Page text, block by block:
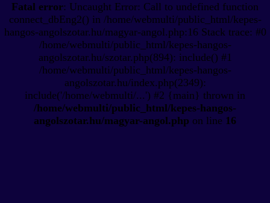
Fatal error: Uncaught Error: Call to undefined function
connect_dbEng2() in /home/webmulti/public_html/kepes-
hangos-angolszotar.hu/magyar-angol.php:16 Stack trace: #0
/home/webmulti/public_html/kepes-hangos-
angolszotar.hu/szotar.php(894): include() #1
/home/webmulti/public_html/kepes-hangos-
angolszotar.hu/index.php(2349):
include('/home/webmulti/...') #2 {main} thrown in
/home/webmulti/public_html/kepes-hangos-
angolszotar.hu/magyar-angol.php on line 16